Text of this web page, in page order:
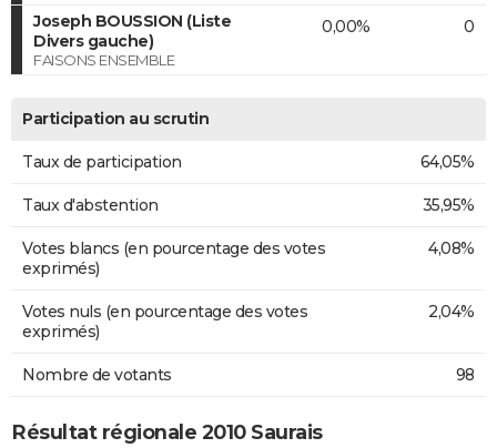
Joseph BOUSSION (Liste
Divers gauche)
FAISONS ENSEMBLE
0,00% 0
Participation au scrutin
Taux de participation 64,05%
Taux d'abstention 35,95%
Votes blancs (en pourcentage des votes
exprimés)
4,08%
Votes nuls (en pourcentage des votes
exprimés)
2,04%
Nombre de votants 98
Résultat régionale 2010 Saurais